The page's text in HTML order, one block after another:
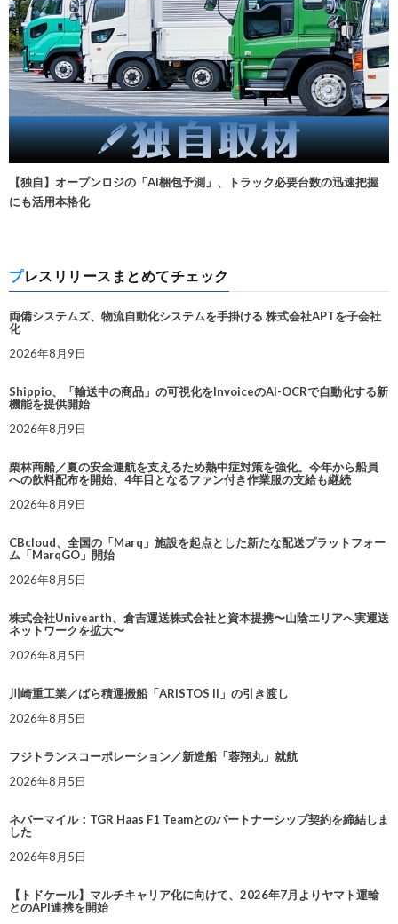
【独自】オープンロジの「AI梱包予測」、トラック必要台数の迅速把握
にも活用本格化
プレスリリースまとめてチェック
両備システムズ、物流自動化システムを手掛ける 株式会社APTを子会社
化
2026年8月9日
Shippio、「輸送中の商品」の可視化をInvoiceのAI-OCRで自動化する新
機能を提供開始
2026年8月9日
栗林商船／夏の安全運航を支えるため熱中症対策を強化。今年から船員
への飲料配布を開始、4年目となるファン付き作業服の支給も継続
2026年8月9日
CBcloud、全国の「Marq」施設を起点とした新たな配送プラットフォー
ム「MarqGO」開始
2026年8月5日
株式会社Univearth、倉吉運送株式会社と資本提携〜山陰エリアへ実運送
ネットワークを拡大〜
2026年8月5日
川崎重工業／ばら積運搬船「ARISTOS II」の引き渡し
2026年8月5日
フジトランスコーポレーション／新造船「蓉翔丸」就航
2026年8月5日
ネバーマイル：TGR Haas F1 Teamとのパートナーシップ契約を締結しま
した
2026年8月5日
【トドケール】マルチキャリア化に向けて、2026年7月よりヤマト運輸
とのAPI連携を開始